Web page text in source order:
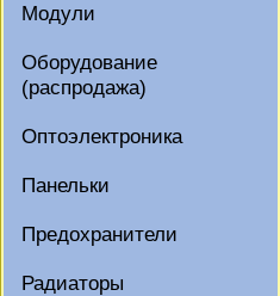
Модули
Оборудование
(распродажа)
Оптоэлектроника
Панельки
Предохранители
Радиаторы